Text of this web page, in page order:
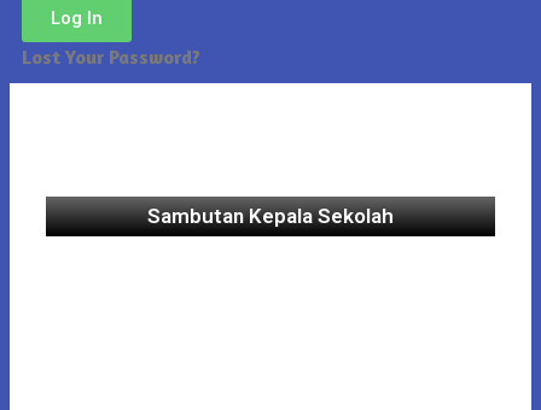
Log In
Lost Your Password?
Sambutan Kepala Sekolah